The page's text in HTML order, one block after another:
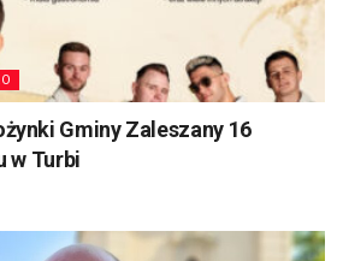
Gminy Zaleszany 16
w Turbi